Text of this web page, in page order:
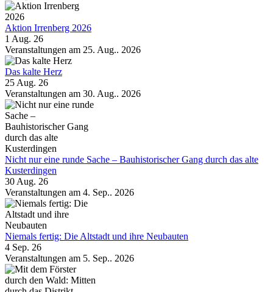
Aktion Irrenberg 2026
1 Aug. 26
Veranstaltungen am 25. Aug.. 2026
Das kalte Herz
25 Aug. 26
Veranstaltungen am 30. Aug.. 2026
Nicht nur eine runde Sache – Bauhistorischer Gang durch das alte
Kusterdingen
30 Aug. 26
Veranstaltungen am 4. Sep.. 2026
Niemals fertig: Die Altstadt und ihre Neubauten
4 Sep. 26
Veranstaltungen am 5. Sep.. 2026